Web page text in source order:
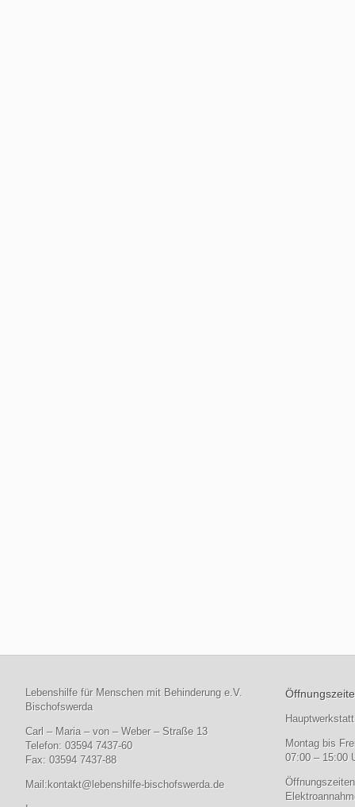
Lebenshilfe für Menschen mit Behinderung e.V.
Bischofswerda
Carl – Maria – von – Weber – Straße 13
Telefon: 03594 7437-60
Fax: 03594 7437-88
Mail: kontakt@lebenshilfe-bischofswerda.de
Hauptwerkstatt
Montag bis
07:00 – 15:00
Öffnungszeiten